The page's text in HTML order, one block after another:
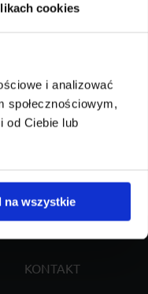
cookies
i analizować
społecznościowym,
od Ciebie lub
na wszystkie
KONTAKT